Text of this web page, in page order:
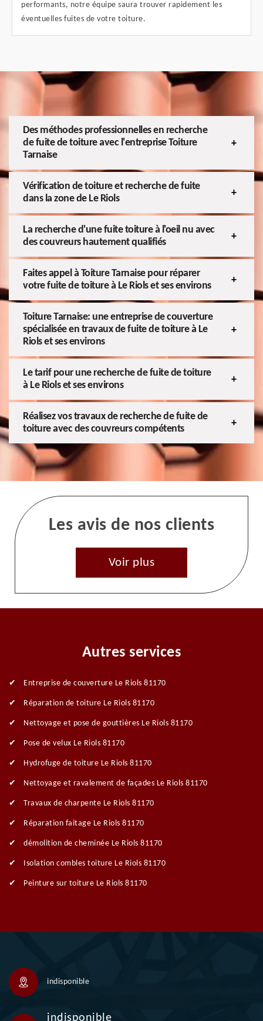
performants, notre équipe saura trouver rapidement les
éventuelles fuites de votre toiture.
Des méthodes professionnelles en recherche
de fuite de toiture avec l'entreprise Toiture
Tarnaise
Vérification de toiture et recherche de fuite
dans la zone de Le Riols
La recherche d'une fuite toiture à l'oeil nu avec
des couvreurs hautement qualifiés
Faites appel à Toiture Tarnaise pour réparer
votre fuite de toiture à Le Riols et ses environs
Toiture Tarnaise: une entreprise de couverture
spécialisée en travaux de fuite de toiture à Le
Riols et ses environs
Le tarif pour une recherche de fuite de toiture
à Le Riols et ses environs
Réalisez vos travaux de recherche de fuite de
toiture avec des couvreurs compétents
Les avis de nos clients
Voir plus
Autres services
Entreprise de couverture Le Riols 81170
Réparation de toiture Le Riols 81170
Nettoyage et pose de gouttières Le Riols 81170
Pose de velux Le Riols 81170
Hydrofuge de toiture Le Riols 81170
Nettoyage et ravalement de façades Le Riols 81170
Travaux de charpente Le Riols 81170
Réparation faitage Le Riols 81170
démolition de cheminée Le Riols 81170
Isolation combles toiture Le Riols 81170
Peinture sur toiture Le Riols 81170
indisponible
indisponible